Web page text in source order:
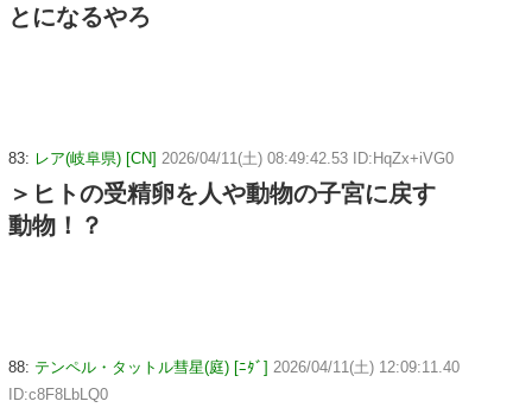
とになるやろ
83: レア(岐阜県) [CN] 2026/04/11(土) 08:49:42.53 ID:HqZx+iVG0
＞ヒトの受精卵を人や動物の子宮に戻す
動物！？
88: テンペル・タットル彗星(庭) [ﾆﾀﾞ] 2026/04/11(土) 12:09:11.40
ID:c8F8LbLQ0